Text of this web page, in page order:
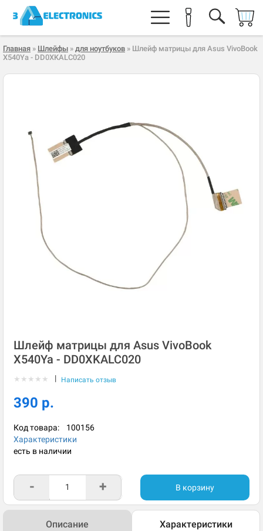
Главная » Шлейфы » для ноутбуков » Шлейф матрицы для Asus VivoBook
X540Ya - DD0XKALC020
Шлейф матрицы для Asus VivoBook
X540Ya - DD0XKALC020
★ ★ ★ ★ ★ | Написать отзыв
390 р.
Код товара: 100156
Характеристики
есть в наличии
- + В корзину
Описание Характеристики